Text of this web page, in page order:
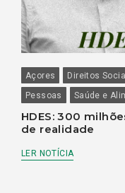
Açores Direitos
Pessoas
Saúde e
HDES: 300
de realidade
LER NOTÍCIA